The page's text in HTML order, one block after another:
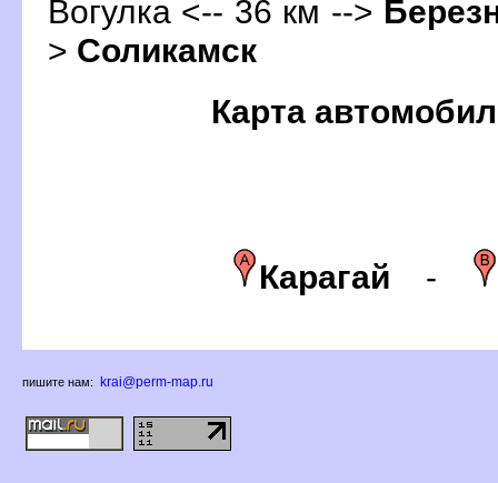
огулка <-- 36 км -->
> Соликамск
Карта
Карагай -
пишите нам: krai@perm-map.ru